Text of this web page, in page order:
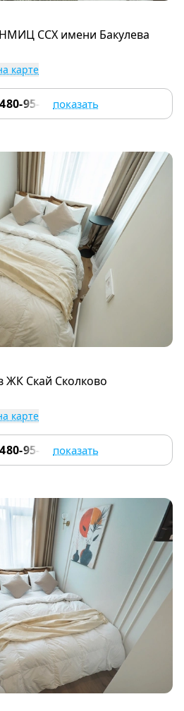
ССХ имени Бакулева
карте
95-17 показать
ЖК Скай Сколково
карте
95-17 показать